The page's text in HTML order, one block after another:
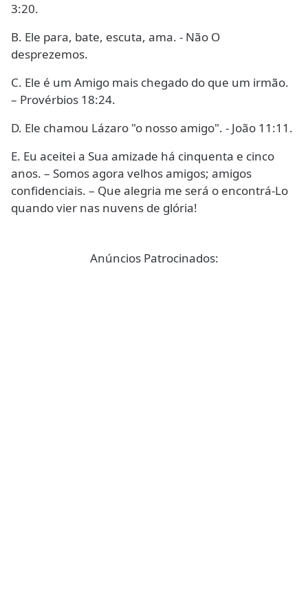
3:20.
B. Ele para, bate, escuta, ama. - Não O
desprezemos.
C. Ele é um Amigo mais chegado do que um irmão.
– Provérbios 18:24.
D. Ele chamou Lázaro "o nosso amigo". - João 11:11.
E. Eu aceitei a Sua amizade há cinquenta e cinco
anos. – Somos agora velhos amigos; amigos
confidenciais. – Que alegria me será o encontrá-Lo
quando vier nas nuvens de glória!
Anúncios Patrocinados: